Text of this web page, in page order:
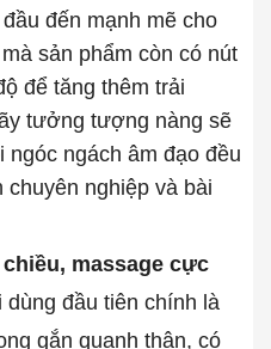
đến mạnh mẽ cho
sản phẩm còn có nút
để tăng thêm trải
tưởng tượng nàng sẽ
ngách âm đạo đều
nghiệp và bài
massage cực
đầu tiên chính là
gắn quanh thân, có